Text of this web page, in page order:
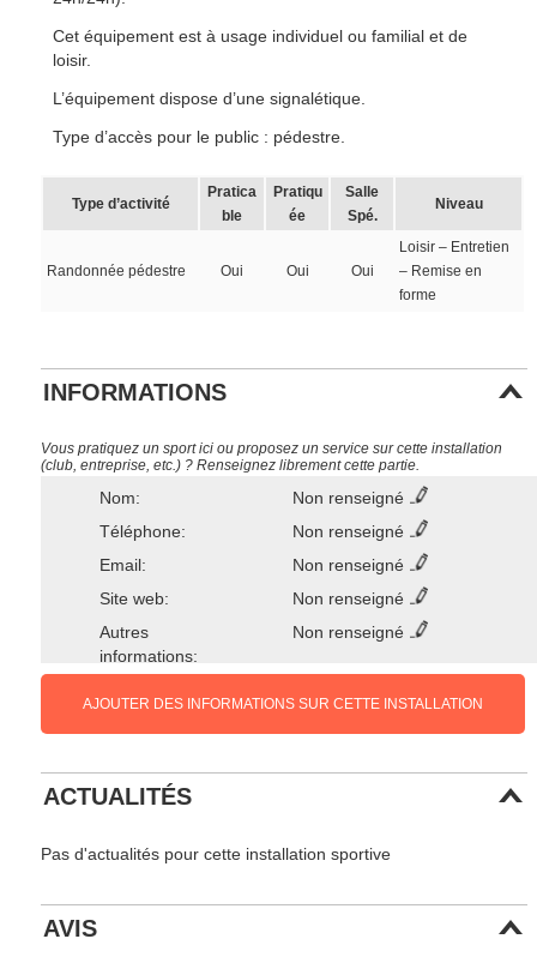
Cet équipement est à usage individuel ou familial et de
loisir.
L’équipement dispose d’une signalétique.
Type d’accès pour le public : pédestre.
Type d’activité
Pratica
ble
Pratiqu
ée
Salle
Spé.
Niveau
Randonnée pédestre Oui Oui Oui
Loisir – Entretien
– Remise en
forme
INFORMATIONS
Vous pratiquez un sport ici ou proposez un service sur cette installation
(club, entreprise, etc.) ? Renseignez librement cette partie.
Nom:
Non renseigné
Téléphone:
Non renseigné
Email:
Non renseigné
Site web:
Non renseigné
Autres
informations:
Non renseigné
AJOUTER DES INFORMATIONS SUR CETTE INSTALLATION
ACTUALITÉS
Pas d'actualités pour cette installation sportive
AVIS